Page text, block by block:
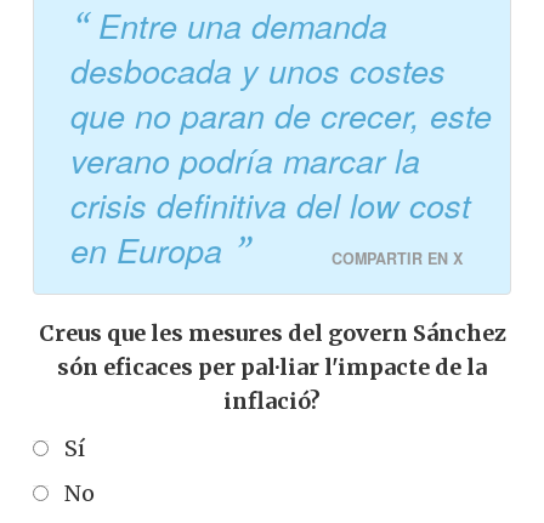
Entre una demanda
desbocada y unos costes
que no paran de crecer, este
verano podría marcar la
crisis definitiva del low cost
en Europa
COMPARTIR EN X
Creus que les mesures del govern Sánchez
són eficaces per pal·liar l'impacte de la
inflació?
Sí
No